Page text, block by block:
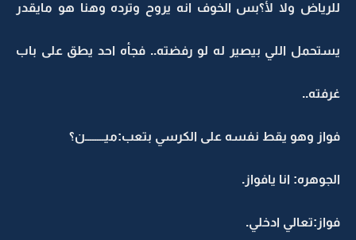
للرياض ولا لأ؟بس الخوف انه يروح وترده وهنا هو مايقدر
يستحمل اللي بيصير له لو رفضته.. فجأه احد يطق على باب
غرفته..
فواز وهو يقط نفسه على الكرسي بتعب:ميــــــــن؟
الجوهره: انا يافواز.
فواز:تعالي ادخلي.